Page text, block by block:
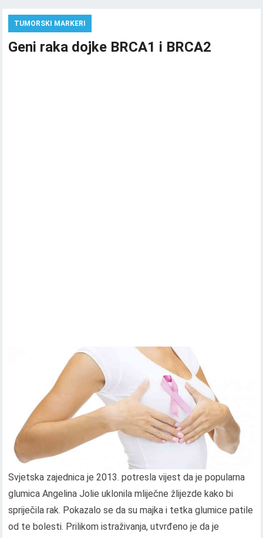
TUMORSKI MARKERI
Geni raka dojke BRCA1 i BRCA2
Svjetska zajednica je 2013. potresla vijest da je popularna
glumica Angelina Jolie uklonila mliječne žlijezde kako bi
spriječila rak. Pokazalo se da su majka i tetka glumice patile
od te bolesti. Prilikom istraživanja, utvrđeno je da je